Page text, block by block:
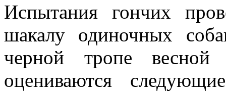
Испытания гончих
шакалу одиночных
черной тропе
оцениваются